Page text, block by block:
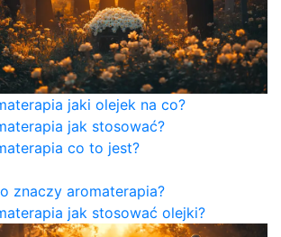
jaki olejek na co?
jak stosować?
co to jest?
znaczy aromaterapia?
jak stosować olejki?